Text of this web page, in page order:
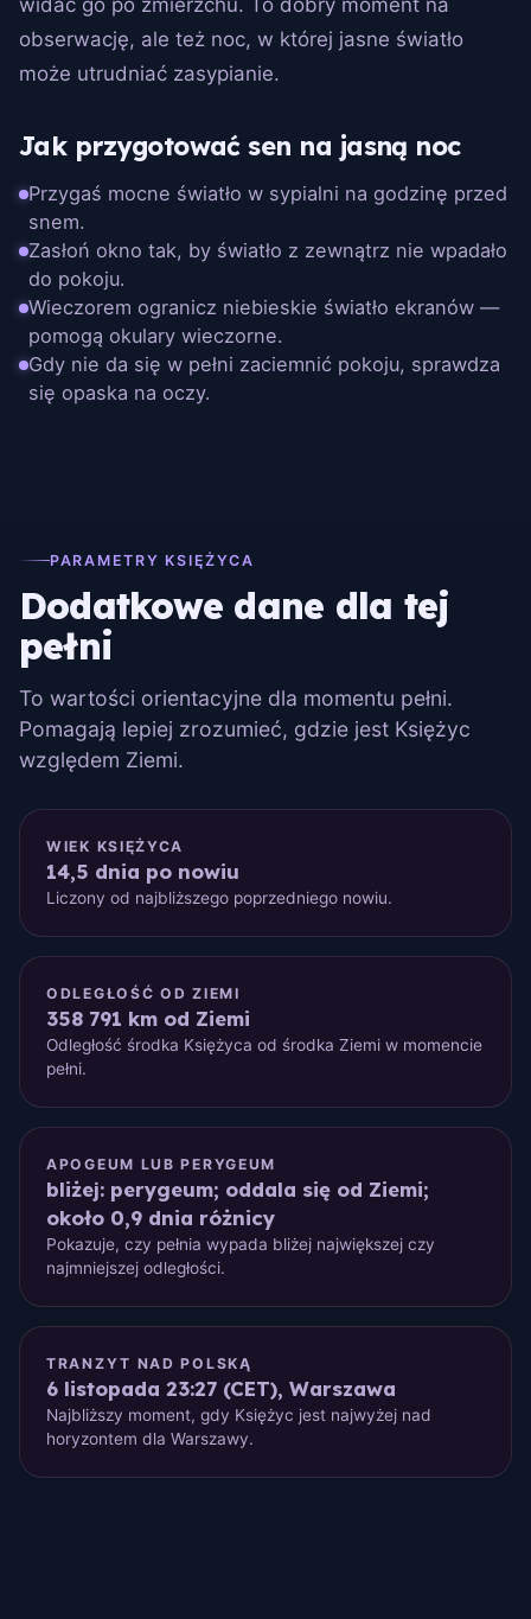
widać go po zmierzchu. To dobry moment na
obserwację, ale też noc, w której jasne światło
może utrudniać zasypianie.
Jak przygotować sen na jasną noc
Przygaś mocne światło w sypialni na godzinę przed
snem.
Zasłoń okno tak, by światło z zewnątrz nie wpadało
do pokoju.
Wieczorem ogranicz niebieskie światło ekranów —
pomogą okulary wieczorne.
Gdy nie da się w pełni zaciemnić pokoju, sprawdza
się opaska na oczy.
PARAMETRY KSIĘŻYCA
Dodatkowe dane dla tej
pełni
To wartości orientacyjne dla momentu pełni.
Pomagają lepiej zrozumieć, gdzie jest Księżyc
względem Ziemi.
WIEK KSIĘŻYCA
14,5 dnia po nowiu
Liczony od najbliższego poprzedniego nowiu.
ODLEGŁOŚĆ OD ZIEMI
358 791 km od Ziemi
Odległość środka Księżyca od środka Ziemi w momencie
pełni.
APOGEUM LUB PERYGEUM
bliżej: perygeum; oddala się od Ziemi;
około 0,9 dnia różnicy
Pokazuje, czy pełnia wypada bliżej największej czy
najmniejszej odległości.
TRANZYT NAD POLSKĄ
6 listopada 23:27 (CET), Warszawa
Najbliższy moment, gdy Księżyc jest najwyżej nad
horyzontem dla Warszawy.